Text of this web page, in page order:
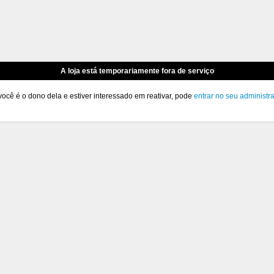
A loja está temporariamente fora de serviço
é o dono dela e estiver interessado em reativar, pode entrar no seu